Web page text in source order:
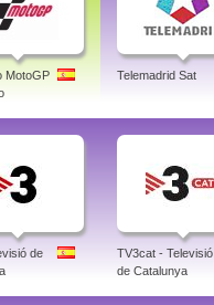
MotoGP
Telemadrid Sat
de
TV3cat - Televisió
de Catalunya